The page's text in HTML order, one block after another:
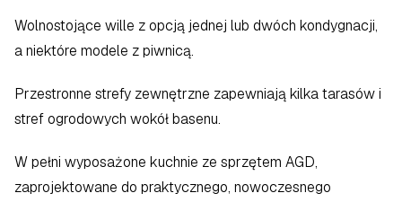
Wolnostojące wille z opcją jednej lub dwóch kondygnacji,
a niektóre modele z piwnicą.
Przestronne strefy zewnętrzne zapewniają kilka tarasów i
stref ogrodowych wokół basenu.
W pełni wyposażone kuchnie ze sprzętem AGD,
zaprojektowane do praktycznego, nowoczesnego